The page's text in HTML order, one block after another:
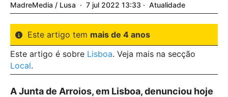
MadreMedia / Lusa 7 jul 2022 13:33 Atualidade
Este artigo tem mais de 4 anos
Este artigo é sobre Lisboa. Veja mais na secção
Local.
A Junta de Arroios, em Lisboa, denunciou hoje